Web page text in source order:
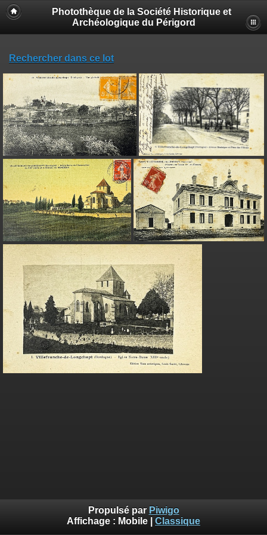
Photothèque de la Société Historique et
Archéologique du Périgord
Rechercher dans ce lot
Propulsé par Piwigo
Affichage : Mobile Classique